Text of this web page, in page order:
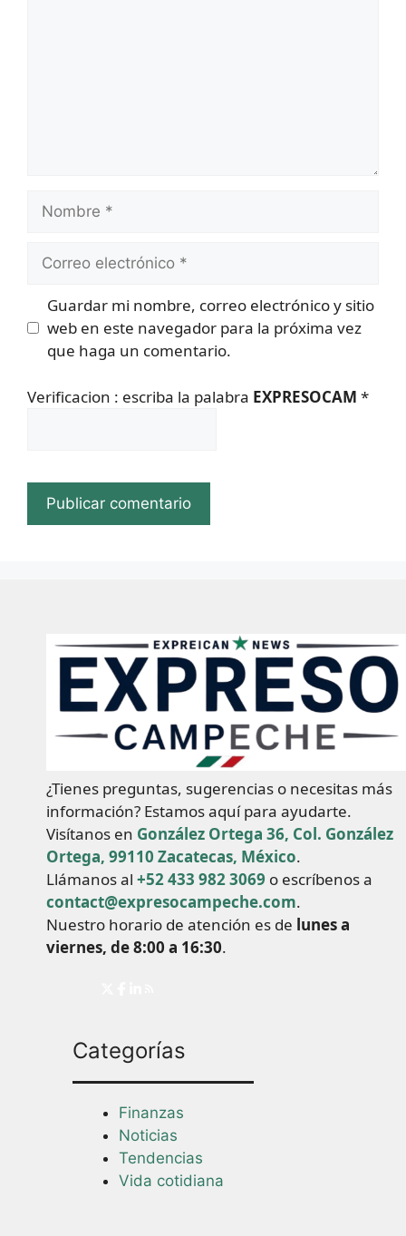
Nombre
Correo
Guardar mi nombre, correo electrónico y sitio
web en este navegador para la próxima vez
que haga un comentario.
Verificacion : escriba la palabra EXPRESOCAM *
¿Tienes preguntas, sugerencias o necesitas más
información? Estamos aquí para ayudarte.
Visítanos en González Ortega 36, Col. González
Ortega, 99110 Zacatecas, México.
Llámanos al +52 433 982 3069 o escríbenos a
contact@expresocampeche.com.
Nuestro horario de atención es de lunes a
viernes, de 8:00 a 16:30.
Categorías
Finanzas
Noticias
Tendencias
Vida cotidiana